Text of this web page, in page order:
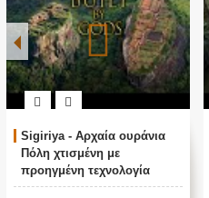
Sigiriya - Αρχαία ουράνια
Πόλη χτισμένη με
προηγμένη τεχνολογία